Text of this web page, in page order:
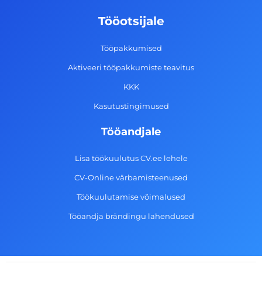
-
g
a
m
d
n
Tööotsijale
Tööpakkumised
Aktiveeri tööpakkumiste teavitus
KKK
Kasutustingimused
Tööandjale
Lisa töökuulutus CV.ee lehele
CV-Online värbamisteenused
Töökuulutamise võimalused
Tööandja brändingu lahendused